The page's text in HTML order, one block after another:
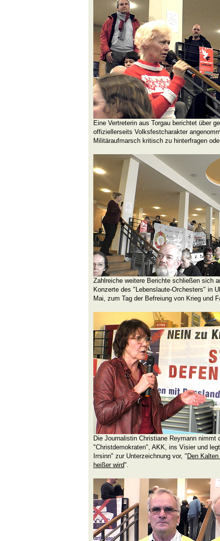
Eine Vertreterin aus Torgau berichtet über
offiziellerseits Volksfestcharakter
Militäraufmarsch kritisch zu hinterfragen
Zahlreiche weitere Berichte schließen sich
Konzerte des "Lebenslaute-Orchesters" in
Mai, zum Tag der Befreiung von Krieg und
Die Journalistin Christiane Reymann
"Christdemokraten", AKK, ins Visier und
Irrsinn" zur Unterzeichnung vor, " Den
heißer wird".